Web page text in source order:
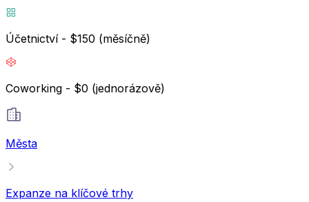
Účetnictví - $150 (měsíčně)
Coworking - $0 (jednorázově)
Města
Expanze na klíčové trhy